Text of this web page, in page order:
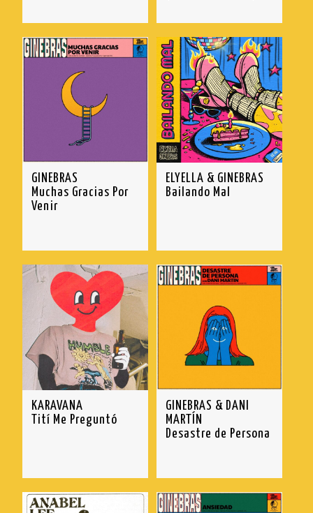
GINEBRAS
Muchas Gracias Por
Venir
ELYELLA & GINEBRAS
Bailando Mal
KARAVANA
Tití Me Preguntó
GINEBRAS & DANI
MARTÍN
Desastre de Persona